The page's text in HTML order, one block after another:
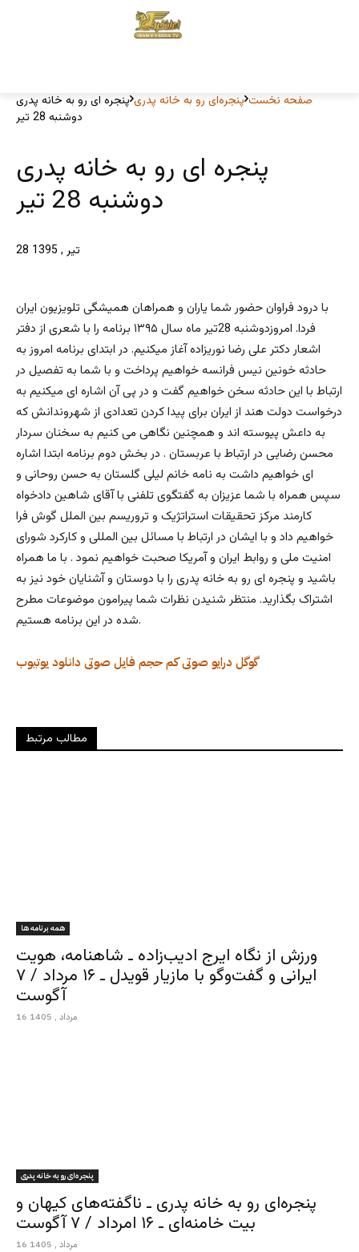
صفحه نخست پنجره‌ای رو به خانه پدری پنجره ای رو به خانه پدری
دوشنبه 28 تیر
پنجره ای رو به خانه پدری
دوشنبه 28 تیر
28 تیر , 1395
با درود فراوان حضور شما یاران و همراهان همیشگی تلویزیون ایران
فردا. امروزدوشنبه 28تیر ماه سال ۱۳۹۵ برنامه را با شعری از دفتر
اشعار دکتر علی رضا نوریزاده آغاز میکنیم. در ابتدای برنامه امروز به
حادثه خونین نیس فرانسه خواهیم پرداخت و با شما به تفصیل در
ارتباط با این حادثه سخن خواهیم گفت و در پی آن اشاره ای میکنیم به
درخواست دولت هند از ایران برای پیدا کردن تعدادی از شهروندانش که
به داعش پیوسته اند و همچنین نگاهی می کنیم به سخنان سردار
محسن رضایی در ارتباط با عربستان . در بخش دوم برنامه ابتدا اشاره
ای خواهیم داشت به نامه خانم لیلی گلستان به حسن روحانی و
سپس همراه با شما عزیزان به گفتگوی تلفنی با آقای شاهین دادخواه
کارمند مرکز تحقیقات استراتژیک و تروریسم بین الملل گوش فرا
خواهیم داد و با ایشان در ارتباط با مسائل بین المللی و کارکرد شورای
امنیت ملی و روابط ایران و آمریکا صحبت خواهیم نمود . با ما همراه
باشید و پنجره ای رو به خانه پدری را با دوستان و آشنایان خود نیز به
اشتراک بگذارید. منتظر شنیدن نظرات شما پیرامون موضوعات مطرح
شده در این برنامه هستیم.
یوتیوب دانلود فایل صوتی صوتی کم حجم گوگل درایو
مطالب مرتبط
همه برنامه ها
ورزش از نگاه ایرج ادیب‌زاده ـ شاهنامه، هویت
ایرانی و گفت‌وگو با مازیار قویدل ـ ۱۶ مرداد / ۷
آگوست
16 مرداد , 1405
پنجره‌ای رو به خانه پدری
پنجره‌ای رو به خانه پدری ـ ناگفته‌های کیهان و
بیت خامنه‌ای ـ ۱۶ امرداد / ۷ آگوست
16 مرداد , 1405